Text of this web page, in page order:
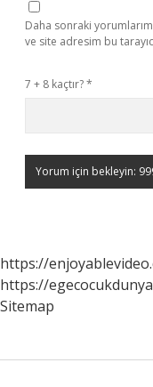
Daha sonraki
ve site adresim bu
7 + 8 kaçtır?*
https://
https://
Sitemap